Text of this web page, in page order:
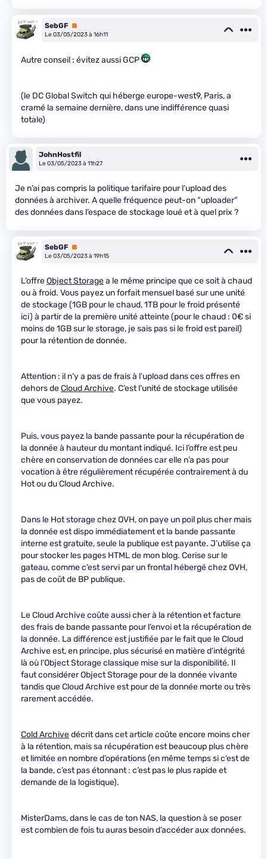
SebGF Premium
Le 03/05/2023 à 16h11
Autre conseil : évitez aussi GCP
(le DC Global Switch qui héberge europe-west9, Paris, a
cramé la semaine dernière, dans une indifférence quasi
totale)
JohnHostfil
Le 03/05/2023 à 11h27
Je n’ai pas compris la politique tarifaire pour l’upload des
données à archiver. A quelle fréquence peut-on “uploader”
des données dans l’espace de stockage loué et à quel prix ?
SebGF Premium
Le 03/05/2023 à 19h15
L’offreObject Storagea le même principe que ce soit à chaud
ou à froid. Vous payez un forfait mensuel basé sur une unité
de stockage (1GB pour le chaud, 1TB pour le froid présenté
ici) à partir de la première unité atteinte (pour le chaud : 0€ si
moins de 1GB sur le storage, je sais pas si le froid est pareil)
pour la rétention de donnée.
Attention : il n’y a pas de frais à l’upload dans ces offres en
dehors deCloud Archive. C’est l’unité de stockage utilisée
que vous payez.
Puis, vous payez la bande passante pour la récupération de
la donnée à hauteur du montant indiqué. Ici l’offre est peu
chère en conservation de données car elle n’a pas pour
vocation à être régulièrement récupérée contrairement à du
Hot ou du Cloud Archive.
Dans le Hot storage chez OVH, on paye un poil plus cher mais
la donnée est dispo immédiatement et la bande passante
interne est gratuite, seule la publique est payante. J’utilise ça
pour stocker les pages HTML de mon blog. Cerise sur le
gateau, comme c’est servi par un frontal hébergé chez OVH,
pas de coût de BP publique.
Le Cloud Archive coûte aussi cher à la rétention et facture
des frais de bande passante pour l’envoi et la récupération de
la donnée. La différence est justifiée par le fait que le Cloud
Archive est, en principe, plus sécurisé en matière d’intégrité
là où l’Object Storage classique mise sur la disponibilité. Il
faut considérer Object Storage pour de la donnée vivante
tandis que Cloud Archive est pour de la donnée morte ou très
rarement accédée.
Cold Archivedécrit dans cet article coûte encore moins cher
à la rétention, mais sa récupération est beaucoup plus chère
et limitée en nombre d’opérations (en même temps si c’est de
la bande, c’est pas étonnant : c’est pas le plus rapide et
demande de la logistique).
MisterDams, dans le cas de ton NAS, la question à se poser
est combien de fois tu auras besoin d’accéder aux données.